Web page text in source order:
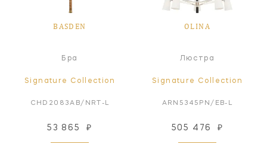
BASDEN
Бра
Signature Collection
CHD2083AB/NRT-L
53 865 ₽
OLINA
Люстра
Signature Collection
ARN5345PN/EB-L
505 476 ₽